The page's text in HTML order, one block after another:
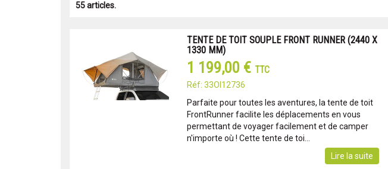
55 articles.
TENTE DE TOIT SOUPLE FRONT RUNNER (2440 X
1330 MM)
1 199,00 € TTC
Réf: 33OI12736
Parfaite pour toutes les aventures, la tente de toit
FrontRunner facilite les déplacements en vous
permettant de voyager facilement et de camper
n'importe où ! Cette tente de toi...
Lire la suite